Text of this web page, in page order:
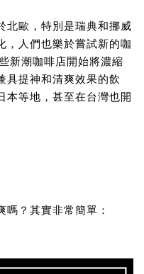
北歐，特別是瑞典和挪威
，人們也樂於嘗試新的咖
新潮咖啡店開始將濃縮
具提神和清爽效果的飲
本等地，甚至在台灣也開
？其實非常簡單：